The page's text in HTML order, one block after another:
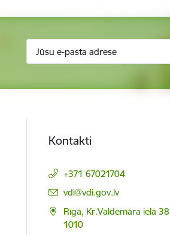
Kontakti
+371 67021704
E-pasts:
vdi@vdi.gov.lv
Rīgā, Kr.Valdemāra ielā
1010